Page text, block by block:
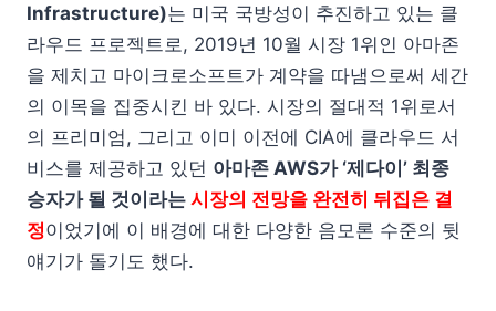
Infrastructure)는 미국 국방성이 추진하고 있는 클
라우드 프로젝트로, 2019년 10월 시장 1위인 아마존
을 제치고 마이크로소프트가 계약을 따냄으로써 세간
의 이목을 집중시킨 바 있다. 시장의 절대적 1위로서
의 프리미엄, 그리고 이미 이전에 CIA에 클라우드 서
비스를 제공하고 있던 아마존 AWS가 ‘제다이’ 최종
승자가 될 것이라는 시장의 전망을 완전히 뒤집은 결
정이었기에 이 배경에 대한 다양한 음모론 수준의 뒷
얘기가 돌기도 했다.